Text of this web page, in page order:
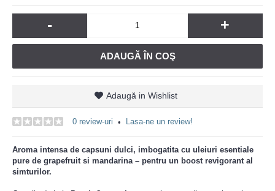
- +
ADAUGĂ ÎN COŞ
Adaugă in Wishlist
0 review-uri • Lasa-ne un review!
Aroma intensa de capsuni dulci, imbogatita cu uleiuri esentiale
pure de grapefruit si mandarina – pentru un boost revigorant al
simturilor.